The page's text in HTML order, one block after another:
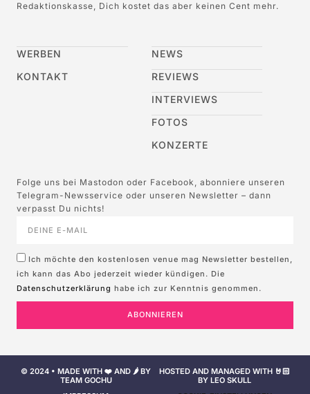
Redaktionskasse, Dich kostet das aber keinen Cent mehr.
WERBEN
KONTAKT
NEWS
REVIEWS
INTERVIEWS
FOTOS
KONZERTE
Folge uns bei Mastodon oder Facebook, abonniere unseren
Telegram-Newsservice oder unseren Newsletter – dann
verpasst Du nichts!
Ich möchte den kostenlosen venue mag Newsletter bestellen,
ich kann das Abo jederzeit wieder kündigen. Die
Datenschutzerklärung habe ich zur Kenntnis genommen.
ABONNIEREN
© 2024 • MADE WITH ❤️ AND 🌶️ BY
TEAM GOCHU
HOSTED AND MANAGED WITH 🤘🏻
BY LEO SKULL